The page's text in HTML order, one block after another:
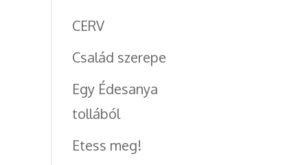
CERV
Család szerepe
Egy Édesanya
tollából
Etess meg!